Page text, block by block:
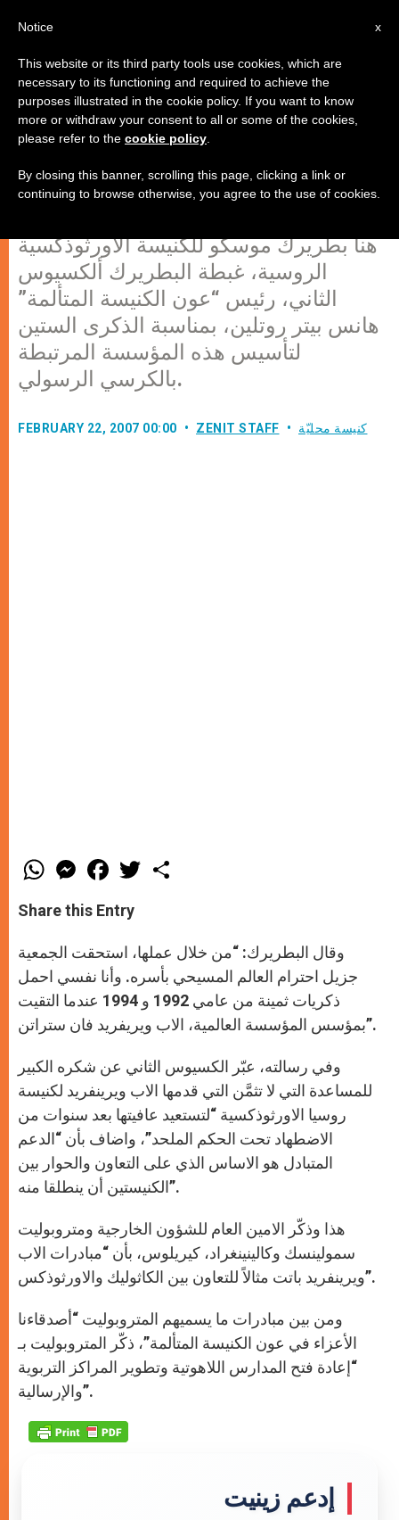
بطريرك موسكو للأورثوذكس يشيد
هنأ بطريرك موسكو للكنيسة الأورثوذكسية
الروسية، غبطة البطريرك ألكسيوس
الثاني، رئيس “عون الكنيسة المتألمة”
هانس بيتر روتلين، بمناسبة الذكرى الستين
لتأسيس هذه المؤسسة المرتبطة
بالكرسي الرسولي.
FEBRUARY 22, 2007 00:00 ZENIT STAFF كنيسة محليّة
W
h
t
s
p
p
M
e
s
e
g
e
r
F
a
e
b
o
k
w
Share this Entry
وقال البطريرك: “من خلال عملها، استحقت الجمعية
جزيل احترام العالم المسيحي بأسره. وأنا نفسي احمل
ذكريات ثمينة من عامي 1992 و 1994 عندما التقيت
بمؤسس المؤسسة العالمية، الاب ويريفريد فان ستراتن”.
وفي رسالته، عبّر الكسيوس الثاني عن شكره الكبير
للمساعدة التي لا تثمَّن التي قدمها الاب ويرينفريد لكنيسة
روسيا الاورثوذكسية “لتستعيد عافيتها بعد سنوات من
الاضطهاد تحت الحكم الملحد”، واضاف بأن “الدعم
المتبادل هو الاساس الذي على التعاون والحوار بين
الكنيستين أن ينطلقا منه”.
هذا وذكّر الامين العام للشؤون الخارجية ومتروبوليت
سمولينسك وكالينينغراد، كيريلوس، بأن “مبادرات الاب
ويرينفريد باتت مثالاً للتعاون بين الكاثوليك والاورثوذكس”.
ومن بين مبادرات ما يسميهم المتروبوليت “أصدقاءنا
الأعزاء في عون الكنيسة المتألمة”، ذكّر المتروبوليت بـ
“إعادة فتح المدارس اللاهوتية وتطوير المراكز التربوية
والإرسالية”.
إدعم زينيت
x
Notice
This website or its third party tools use cookies, which are
necessary to its functioning and required to achieve the
purposes illustrated in the cookie policy. If you want to know
more or withdraw your consent to all or some of the cookies,
please refer to the cookie policy
By closing this banner, scrolling this page, clicking a link or
continuing to browse otherwise, you agree to the use of cookies.